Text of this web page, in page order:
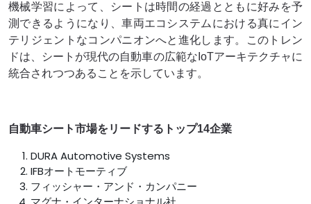
機械学習によって、シートは時間の経過とともに好みを予
測できるようになり、車両エコシステムにおける真にイン
テリジェントなコンパニオンへと進化します。このトレン
ドは、シートが現代の自動車の広範なIoTアーキテクチャに
統合されつつあることを示しています。
自動車シート市場をリードするトップ14企業
DURA Automotive Systems
IFBオートモーティブ
フィッシャー・アンド・カンパニー